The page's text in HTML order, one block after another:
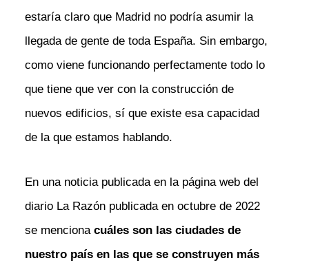
estaría claro que Madrid no podría asumir la
llegada de gente de toda España. Sin embargo,
como viene funcionando perfectamente todo lo
que tiene que ver con la construcción de
nuevos edificios, sí que existe esa capacidad
de la que estamos hablando.
En una noticia publicada en la página web del
diario La Razón publicada en octubre de 2022
se menciona cuáles son las ciudades de
nuestro país en las que se construyen más